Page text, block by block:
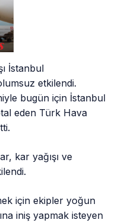
İstanbul
etkilendi.
bugün için İstanbul
eden Türk Hava
kar yağışı ve
için ekipler yoğun
iniş yapmak isteyen